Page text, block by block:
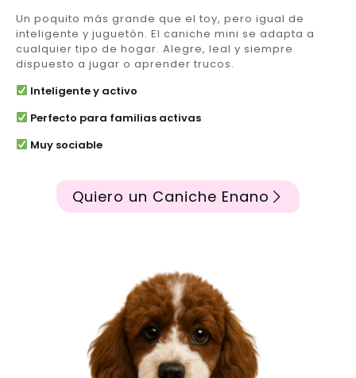
Un poquito más grande que el toy, pero igual de
inteligente y juguetón. El caniche mini se adapta a
cualquier tipo de hogar. Alegre, leal y siempre
dispuesto a jugar o aprender trucos.
Inteligente y activo
Perfecto para familias activas
Muy sociable
Quiero un Caniche Enano